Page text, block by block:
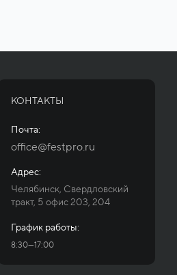
КОНТАКТЫ
Почта:
office@festpro.ru
Адрес:
Челябинск, Свердловский
тракт, 5 офис 203, 204
График работы:
8:30—17:00